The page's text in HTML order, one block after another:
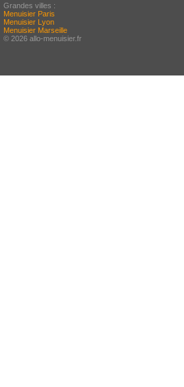
Grandes villes :
Menuisier Paris
Menuisier Lyon
Menuisier Marseille
© 2026 allo-menuisier.fr